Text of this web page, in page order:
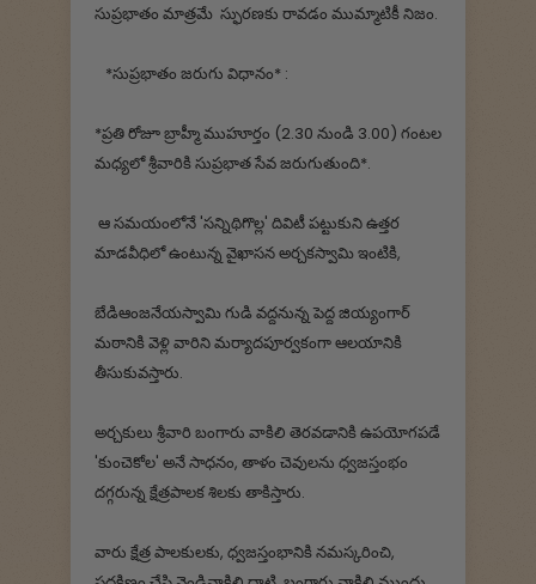
సుప్రభాతం మాత్రమే స్ఫురణకు రావడం ముమ్మాటికీ నిజం.
*సుప్రభాతం జరుగు విధానం* :
*ప్రతి రోజూ బ్రాహ్మీ ముహూర్తం (2.30 నుండి 3.00) గంటల
మధ్యలో శ్రీవారికి సుప్రభాత సేవ జరుగుతుంది*.
ఆ సమయంలోనే 'సన్నిథిగొల్ల' దివిటీ పట్టుకుని ఉత్తర
మాడవీధిలో ఉంటున్న వైఖాసన అర్చకస్వామి ఇంటికి,
బేడిఆంజనేయస్వామి గుడి వద్దనున్న పెద్ద జియ్యంగార్
మఠానికి వెళ్లి వారిని మర్యాదపూర్వకంగా ఆలయానికి
తీసుకువస్తారు.
అర్చకులు శ్రీవారి బంగారు వాకిలి తెరవడానికి ఉపయోగపడే
'కుంచెకోల' అనే సాధనం, తాళం చెవులను ధ్వజస్తంభం
దగ్గరున్న క్షేత్రపాలక శిలకు తాకిస్తారు.
వారు క్షేత్ర పాలకులకు, ధ్వజస్తంభానికి నమస్కరించి,